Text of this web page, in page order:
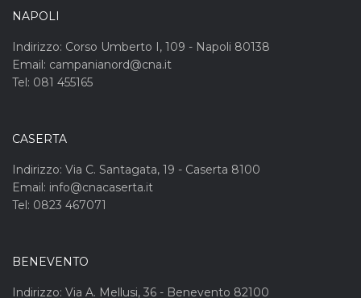
NAPOLI
Indirizzo: Corso Umberto I, 109 - Napoli 80138
Email: campanianord@cna.it
Tel: 081 455165
CASERTA
Indirizzo: Via C. Santagata, 19 - Caserta 8100
Email: info@cnacaserta.it
Tel: 0823 467071
BENEVENTO
Indirizzo: Via A. Mellusi, 36 - Benevento 82100